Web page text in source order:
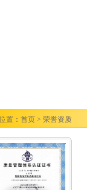
置：首页 > 荣誉资质